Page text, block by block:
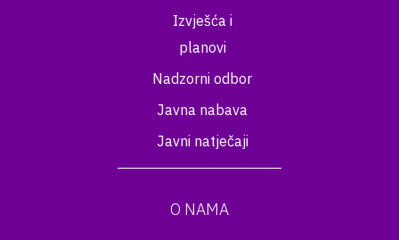
Izvješća i
planovi
Nadzorni odbor
Javna nabava
Javni natječaji
O NAMA